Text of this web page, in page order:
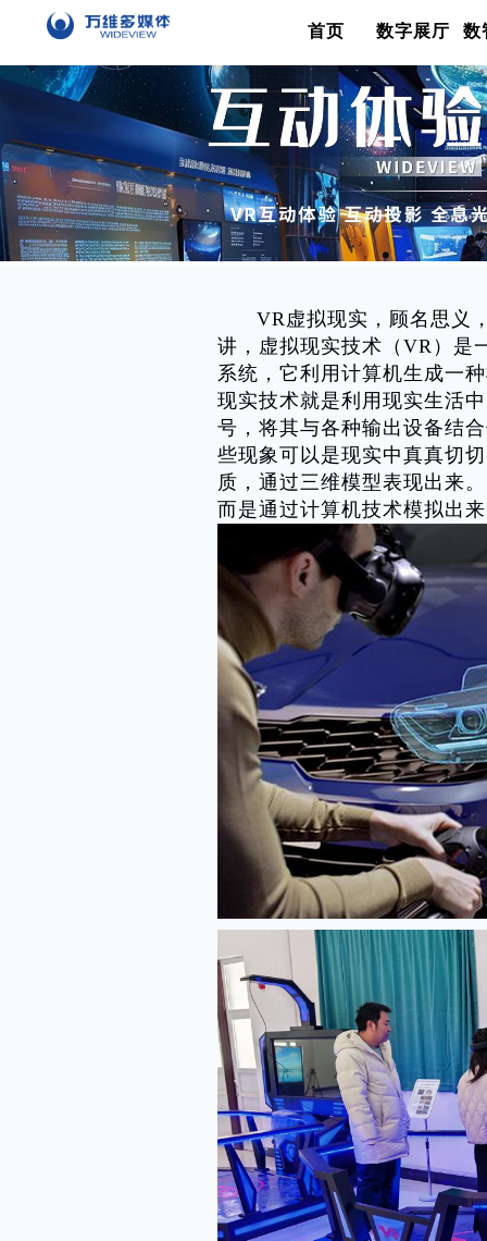
首页 数字展厅 数
VR虚拟现实，顾名思义，
讲，虚拟现实技术（VR）是
系统，它利用计算机生成一
现实技术就是利用现实生活
号，将其与各种输出设备结
些现象可以是现实中真真切
质，通过三维模型表现出来
而是通过计算机技术模拟出